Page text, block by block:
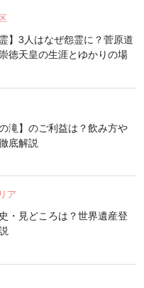
】3人はなぜ怨霊に？菅原道
徳天皇の生涯とゆかりの場
滝】のご利益は？飲み方や
底解説
ア
・見どころは？世界遺産登